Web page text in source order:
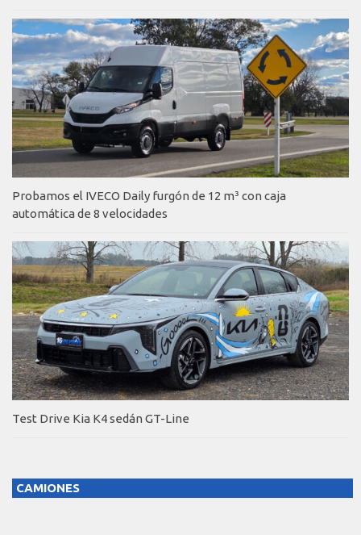
Probamos el IVECO Daily furgón de 12 m³ con caja
automática de 8 velocidades
Test Drive Kia K4 sedán GT-Line
CAMIONES